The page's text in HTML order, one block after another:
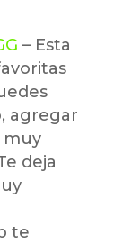
– Esta
agregar
muy
deja
te